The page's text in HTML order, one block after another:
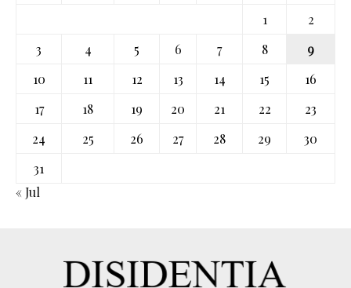
1
2
3
4 5 6 7 8
9
10
11 12 13 14 15
16
17
18 19 20 21 22
23
24
25 26 27 28 29
30
31
« Jul